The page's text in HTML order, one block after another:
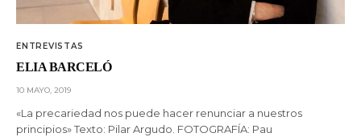
ENTREVISTAS
ELIA BARCELÓ
10 MAYO, 2019
«La precariedad nos puede hacer renunciar a nuestros
principios» Texto: Pilar Argudo. FOTOGRAFÍA: Pau